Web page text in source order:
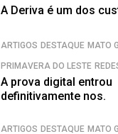
A Deriva é um dos
ARTIGOS DESTAQUE MATO
PRIMAVERA DO LESTE
A prova digital entrou
definitivamente nos.
ARTIGOS DESTAQUE MATO